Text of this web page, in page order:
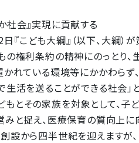
社会』実現に貢献する
こども大綱』（以下、大綱）
の権利条約の精神にのっとり
れている環境等にかかわらず
活を送ることができる社会」
とその家族を対象として、子
と捉え、医療保育の質向上
設から四半世紀を迎えますが